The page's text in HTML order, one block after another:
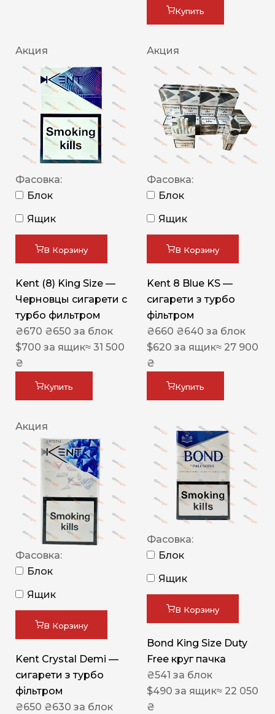
Купить
Акция
Фасовка:
Блок
Ящик
В Корзину
Kent (8) King Size —
Черновцы сигарети с
турбо фильтром
₴670 ₴650 за блок
$700 за ящик≈ 31 500
₴
Купить
Акция
Фасовка:
Блок
Ящик
В Корзину
Kent 8 Blue KS —
сигарети з турбо
фільтром
₴660 ₴640 за блок
$620 за ящик≈ 27 900
₴
Купить
Акция
Фасовка:
Блок
Ящик
В Корзину
Kent Crystal Demi —
сигарети з турбо
фільтром
₴650 ₴630 за блок
Фасовка:
Блок
Ящик
В Корзину
Bond King Size Duty
Free круг пачка
₴541 за блок
$490 за ящик≈ 22 050
₴